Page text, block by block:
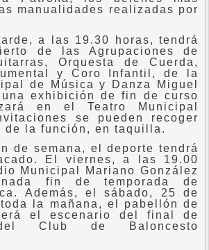
manualidades realizadas por
a las 19.30 horas, tendrá
de las Agrupaciones de
Orquesta de Cuerda,
y Coro Infantil, de la
de Música y Danza Miguel
exhibición de fin de curso
en el Teatro Municipal
se pueden recoger
de la función, en taquilla.
de semana, el deporte tendrá
El viernes, a las 19.00
Municipal Mariano González
fin de temporada de
Además, el sábado, 25 de
la mañana, el pabellón de
el escenario del final de
Club de Baloncesto